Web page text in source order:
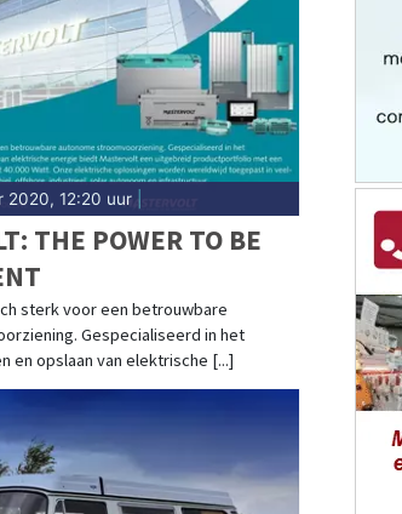
2020, 12:20 uur|
THE POWER TO BE
sterk voor een betrouwbare
Gespecialiseerd in het
en opslaan van elektrische [...]